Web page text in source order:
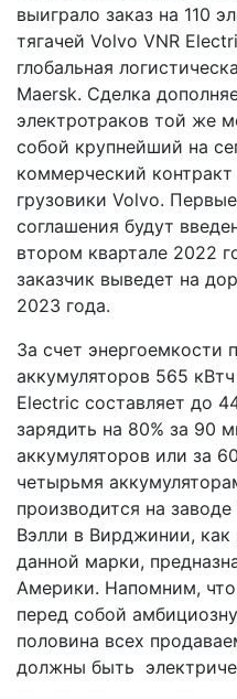
выиграло заказ на 110
тягачей Volvo VNR
глобальная
Maersk. Сделка
электротраков той же
собой крупнейший на
коммерческий
грузовики Volvo.
соглашения будут
втором квартале 2022
заказчик выведет на
2023 года.
За счет энергоемкости
аккумуляторов 565
Electric составляет до
зарядить на 80% за 90
аккумуляторов или за
четырьмя
производится на
Вэлли в Вирджинии, как
данной марки,
Америки. Напомним,
перед собой
половина всех
должны быть